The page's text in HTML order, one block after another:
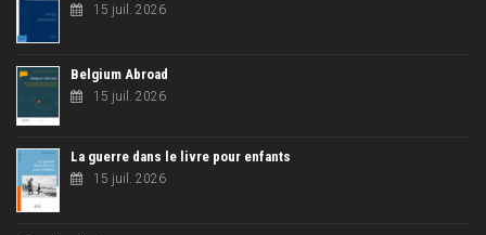
15 juil. 2026
Belgium Abroad
15 juil. 2026
La guerre dans le livre pour enfants
15 juil. 2026